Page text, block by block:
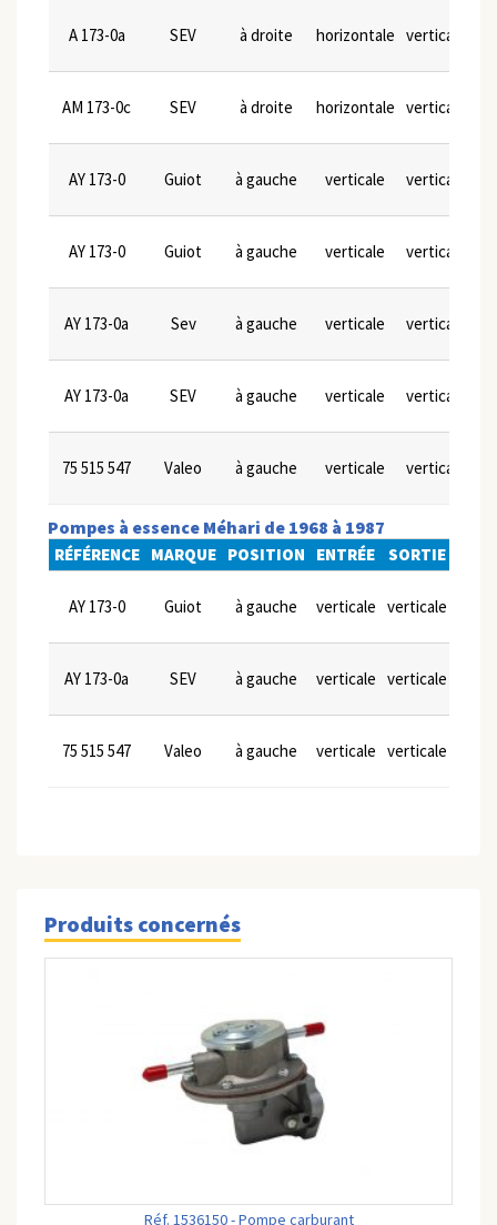
A 173-0a SEV à droite horizontale verticale
AM 173-0c SEV à droite horizontale verticale
AY 173-0 Guiot à gauche verticale verticale
AY 173-0 Guiot à gauche verticale verticale
AY 173-0a Sev à gauche verticale verticale
AY 173-0a SEV à gauche verticale verticale
75 515 547 Valeo à gauche verticale verticale
Pompes à essence Méhari de 1968 à 1987
RÉFÉRENCE MARQUE POSITION ENTRÉE SORTIE
AY 173-0 Guiot à gauche verticale verticale
AY 173-0a SEV à gauche verticale verticale
75 515 547 Valeo à gauche verticale verticale
Produits concernés
Réf. 1536150 - Pompe carburant